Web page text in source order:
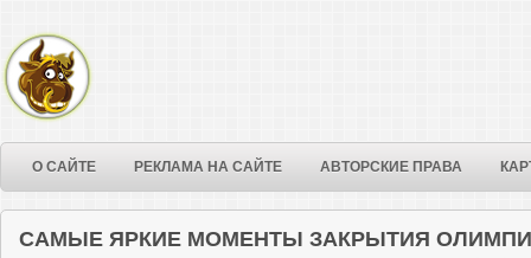
О САЙТЕ РЕКЛАМА НА САЙТЕ АВТОРСКИЕ ПРАВА
САМЫЕ ЯРКИЕ МОМЕНТЫ ЗАКРЫТИЯ